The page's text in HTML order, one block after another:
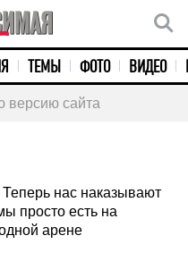
ТЕМЫ ФОТО ВИДЕО
версию сайта
нас наказывают
просто есть на
арене